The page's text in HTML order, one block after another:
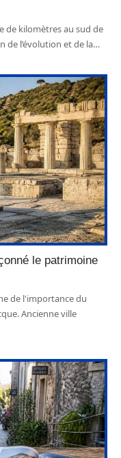
de kilomètres au sud de
de l’évolution et de la…
le patrimoine
de l'importance du
Ancienne ville